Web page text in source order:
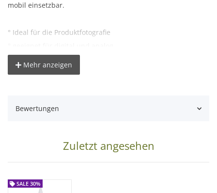
mobil einsetzbar.
° Ideal für die Produktfotografie
° kompaktes Packmaß
° Maße: Ø100 x 160cm
1x RESTPOSTEN Lichtzelt Ø100 x 160cm, inkl. Tranporttasche
Mehr anzeigen
Bewertungen
Zuletzt angesehen
SALE 30%